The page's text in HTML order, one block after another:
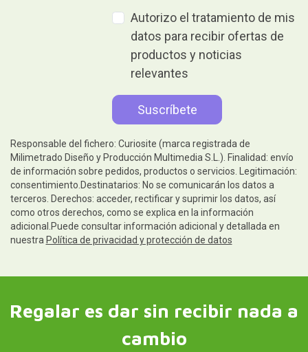
Autorizo el tratamiento de mis
datos para recibir ofertas de
productos y noticias
relevantes
Responsable del fichero: Curiosite (marca registrada de
Milimetrado Diseño y Producción Multimedia S.L.). Finalidad: envío
de información sobre pedidos, productos o servicios. Legitimación:
consentimiento.Destinatarios: No se comunicarán los datos a
terceros. Derechos: acceder, rectificar y suprimir los datos, así
como otros derechos, como se explica en la información
adicional.Puede consultar información adicional y detallada en
nuestra Política de privacidad y protección de datos
Regalar es dar sin recibir nada a
cambio